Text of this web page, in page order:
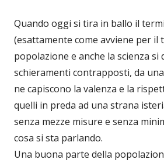
Quando oggi si tira in ballo il
(esattamente come avviene per il
popolazione e anche la scienza si
schieramenti contrapposti, da
ne capiscono la valenza e la
quelli in preda ad una strana
senza mezze misure e senza
cosa si sta parlando.
Una buona parte della